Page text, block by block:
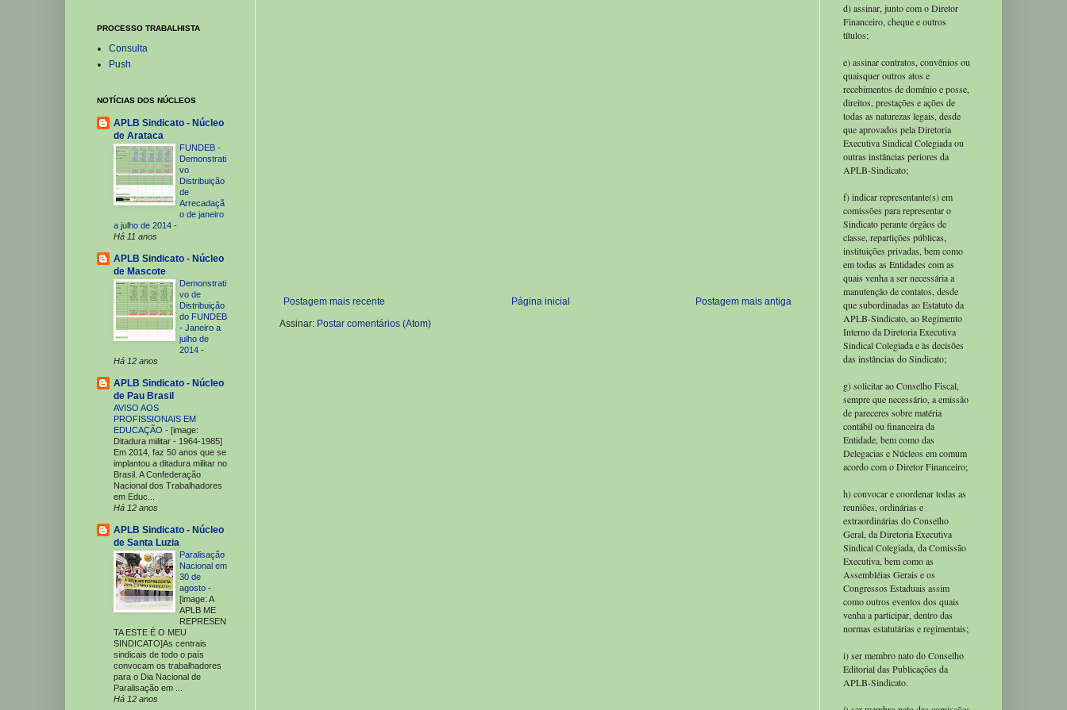
Postagem mais recente Postagem mais antiga
Página inicial
Assinar: Postar comentários (Atom)
PROCESSO TRABALHISTA
Consulta
Push
NOTÍCIAS DOS NÚCLEOS
APLB Sindicato - Núcleo
de Arataca
FUNDEB -
Demonstrati
vo
Distribuição
de
Arrecadaçã
o de janeiro
a julho de 2014 -
Há 11 anos
APLB Sindicato - Núcleo
de Mascote
Demonstrati
vo de
Distribuição
do FUNDEB
- Janeiro a
julho de
2014 -
Há 12 anos
APLB Sindicato - Núcleo
de Pau Brasil
AVISO AOS
PROFISSIONAIS EM
EDUCAÇÃO - [image:
Ditadura militar - 1964-1985]
Em 2014, faz 50 anos que se
implantou a ditadura militar no
Brasil. A Confederação
Nacional dos Trabalhadores
em Educ...
Há 12 anos
APLB Sindicato - Núcleo
de Santa Luzia
Paralisação
Nacional em
30 de
agosto -
[image: A
APLB ME
REPRESEN
TA ESTE É O MEU
SINDICATO]As centrais
sindicais de todo o país
convocam os trabalhadores
para o Dia Nacional de
Paralisação em ...
Há 12 anos
d) assinar, junto com o Diretor
Financeiro, cheque e outros
títulos;
e) assinar contratos, convênios ou
quaisquer outros atos e
recebimentos de domínio e posse,
direitos, prestações e ações de
todas as naturezas legais, desde
que aprovados pela Diretoria
Executiva Sindical Colegiada ou
outras instâncias periores da
APLB-Sindicato;
f) indicar representante(s) em
comissões para representar o
Sindicato perante órgãos de
classe, repartições públicas,
instituições privadas, bem como
em todas as Entidades com as
quais venha a ser necessária a
manutenção de contatos, desde
que subordinadas ao Estatuto da
APLB-Sindicato, ao Regimento
Interno da Diretoria Executiva
Sindical Colegiada e às decisões
das instâncias do Sindicato;
g) solicitar ao Conselho Fiscal,
sempre que necessário, a emissão
de pareceres sobre matéria
contábil ou financeira da
Entidade, bem como das
Delegacias e Núcleos em comum
acordo com o Diretor Financeiro;
h) convocar e coordenar todas as
reuniões, ordinárias e
extraordinárias do Conselho
Geral, da Diretoria Executiva
Sindical Colegiada, da Comissão
Executiva, bem como as
Assembléias Gerais e os
Congressos Estaduais assim
como outros eventos dos quais
venha a participar, dentro das
normas estatutárias e regimentais;
i) ser membro nato do Conselho
Editorial das Publicações da
APLB-Sindicato.